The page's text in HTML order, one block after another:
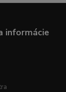
informácie